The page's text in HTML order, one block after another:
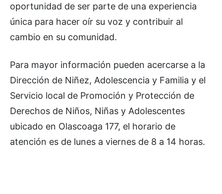
oportunidad de ser parte de una experiencia
única para hacer oír su voz y contribuir al
cambio en su comunidad.
Para mayor información pueden acercarse a la
Dirección de Niñez, Adolescencia y Familia y el
Servicio local de Promoción y Protección de
Derechos de Niños, Niñas y Adolescentes
ubicado en Olascoaga 177, el horario de
atención es de lunes a viernes de 8 a 14 horas.